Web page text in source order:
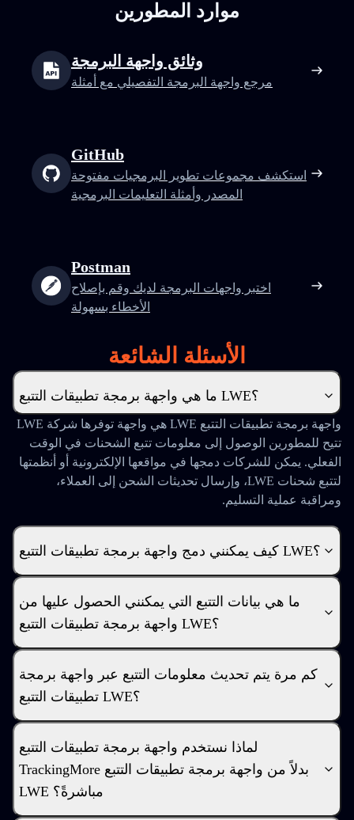
موارد المطورين
وثائق واجهة البرمجة
مرجع واجهة البرمجة التفصيلي مع أمثلة
GitHub
استكشف مجموعات تطوير البرمجيات مفتوحة
المصدر وأمثلة التعليمات البرمجية
Postman
اختبر واجهات البرمجة لديك وقم بإصلاح
الأخطاء بسهولة
الأسئلة الشائعة
ما هي واجهة برمجة تطبيقات التتبع LWE؟
واجهة برمجة تطبيقات التتبع LWE هي واجهة توفرها شركة LWE
تتيح للمطورين الوصول إلى معلومات تتبع الشحنات في الوقت
الفعلي. يمكن للشركات دمجها في مواقعها الإلكترونية أو أنظمتها
لتتبع شحنات LWE، وإرسال تحديثات الشحن إلى العملاء،
ومراقبة عملية التسليم.
كيف يمكنني دمج واجهة برمجة تطبيقات التتبع LWE؟
ما هي بيانات التتبع التي يمكنني الحصول عليها من
واجهة برمجة تطبيقات التتبع LWE؟
كم مرة يتم تحديث معلومات التتبع عبر واجهة برمجة
تطبيقات التتبع LWE؟
لماذا نستخدم واجهة برمجة تطبيقات التتبع
TrackingMore بدلاً من واجهة برمجة تطبيقات التتبع
LWE مباشرةً؟